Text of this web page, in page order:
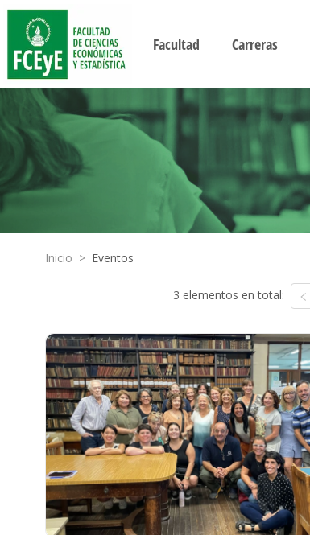
Facultad Carreras
Inicio > Eventos
3 elementos en total: